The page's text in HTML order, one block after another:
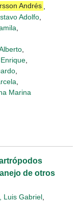
Andrés
Adolfo
Marina
de otros
Luis Gabriel